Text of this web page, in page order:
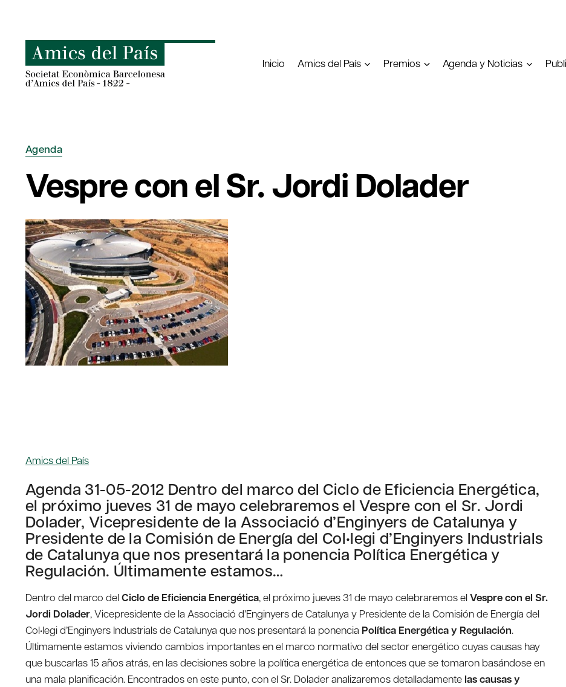
contenido
Inicio Amics del País Premios Agenda y Noticias
Agenda
Vespre con el Sr. Jordi Dolader
Amics del País
Agenda 31-05-2012 Dentro del marco del Ciclo de Eficiencia Energética,
el próximo jueves 31 de mayo celebraremos el Vespre con el Sr. Jordi
Dolader, Vicepresidente de la Associació d’Enginyers de Catalunya y
Presidente de la Comisión de Energía del Col•legi d’Enginyers Industrials
de Catalunya que nos presentará la ponencia Política Energética y
Regulación. Últimamente estamos…
Dentro del marco delCiclo de Eficiencia Energética, el próximo jueves 31 de mayo celebraremos elVespre con el Sr.
Jordi Dolader, Vicepresidente de la Associació d’Enginyers de Catalunya y Presidente de la Comisión de Energía del
Col•legi d’Enginyers Industrials de Catalunya que nos presentará la ponencia Política Energética y Regulación.
Últimamente estamos viviendo cambios importantes en el marco normativo del sector energético cuyas causas hay
que buscarlas 15 años atrás, en las decisiones sobre la política energética de entonces que se tomaron basándose en
una mala planificación. Encontrados en este punto, con el Sr. Dolader analizaremos detalladamente las causas y